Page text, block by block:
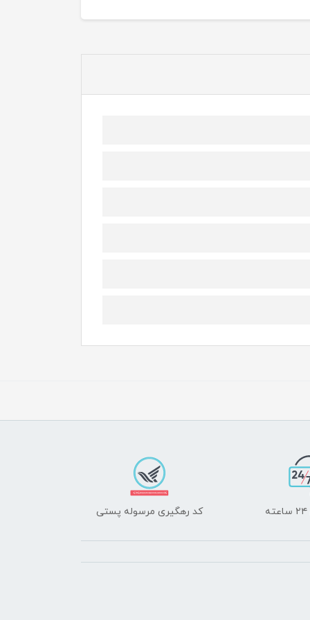
کد رهگیری مرسوله پستی